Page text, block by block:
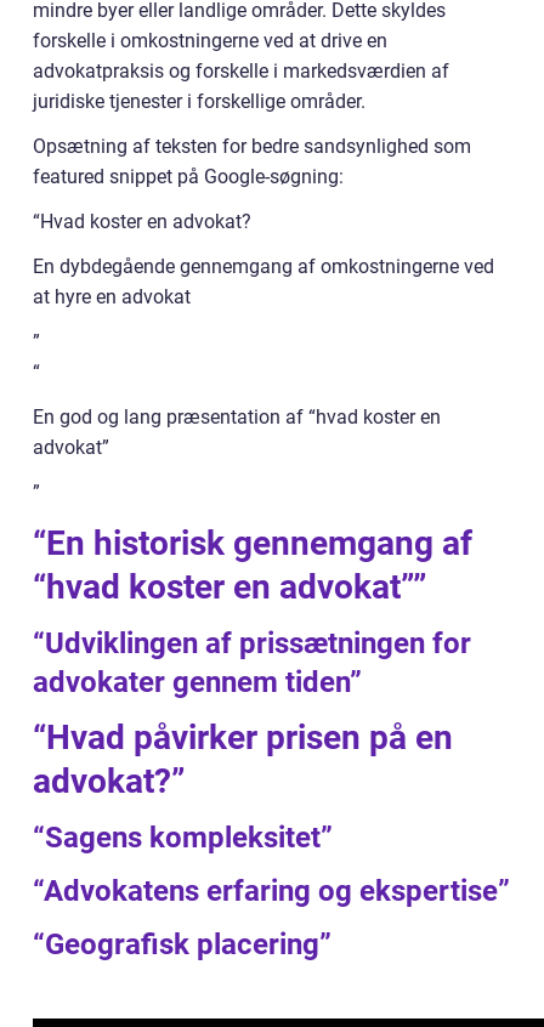
mindre byer eller landlige områder. Dette skyldes
forskelle i omkostningerne ved at drive en
advokatpraksis og forskelle i markedsværdien af
juridiske tjenester i forskellige områder.
Opsætning af teksten for bedre sandsynlighed som
featured snippet på Google-søgning:
“Hvad koster en advokat?
En dybdegående gennemgang af omkostningerne ved
at hyre en advokat
”
“
En god og lang præsentation af “hvad koster en
advokat”
”
“En historisk gennemgang af
“hvad koster en advokat””
“Udviklingen af prissætningen for
advokater gennem tiden”
“Hvad påvirker prisen på en
advokat?”
“Sagens kompleksitet”
“Advokatens erfaring og ekspertise”
“Geografisk placering”